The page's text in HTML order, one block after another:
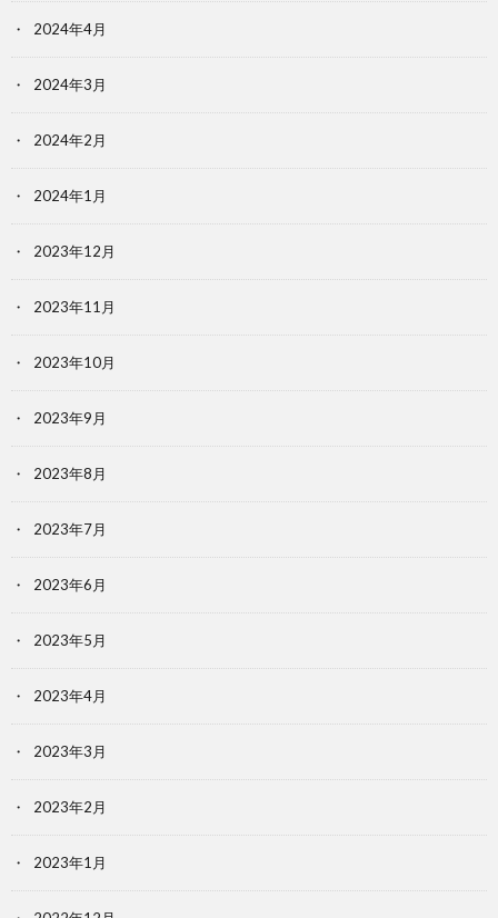
2024年4月
2024年3月
2024年2月
2024年1月
2023年12月
2023年11月
2023年10月
2023年9月
2023年8月
2023年7月
2023年6月
2023年5月
2023年4月
2023年3月
2023年2月
2023年1月